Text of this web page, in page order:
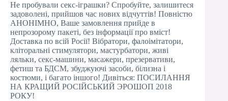
Не пробували секс-іграшки? Спробуйте, залишитеся
задоволені, прийшов час нових відчуттів! Повністю
АНОНІМНО, Ваше замовлення прийде в
непрозорому пакеті, без інформації про вміст!
Доставка по всій Росії! Вібратори, фалоімітатори,
кліторальні стимулятори, мастурбатори, живі
ляльки, секс-машини, масажери, презервативи,
фетиш та БДСМ, збуджуючі засоби, білизна і
костюми, і багато іншого! Дивіться: ПОСИЛАННЯ
НА КРАЩИЙ РОСІЙСЬКИЙ ЭРОШОП 2018
РОКУ!